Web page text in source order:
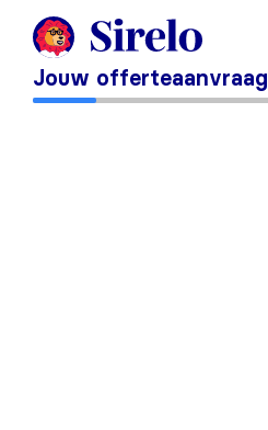
Jouw offerteaanvraag